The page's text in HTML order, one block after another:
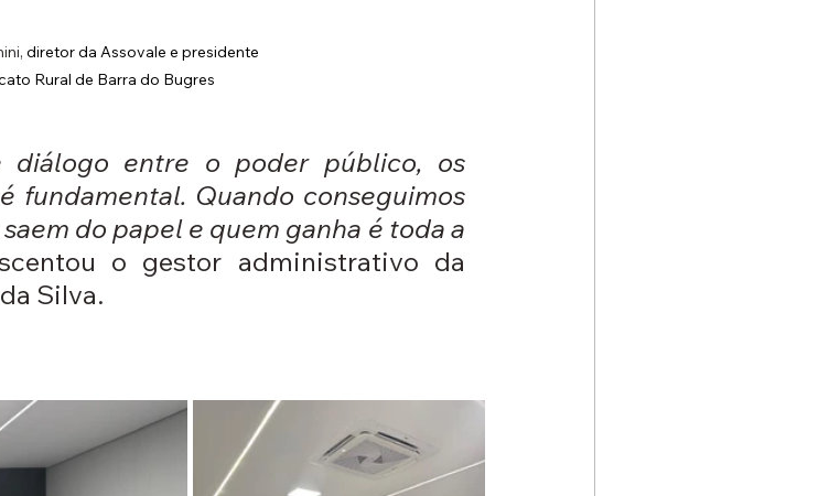
diretor da Assovale e presidente
Rural de Barra do Bugres
diálogo entre o poder público, os
fundamental. Quando conseguimos
do papel e quem ganha é toda a
o gestor administrativo da
Silva.